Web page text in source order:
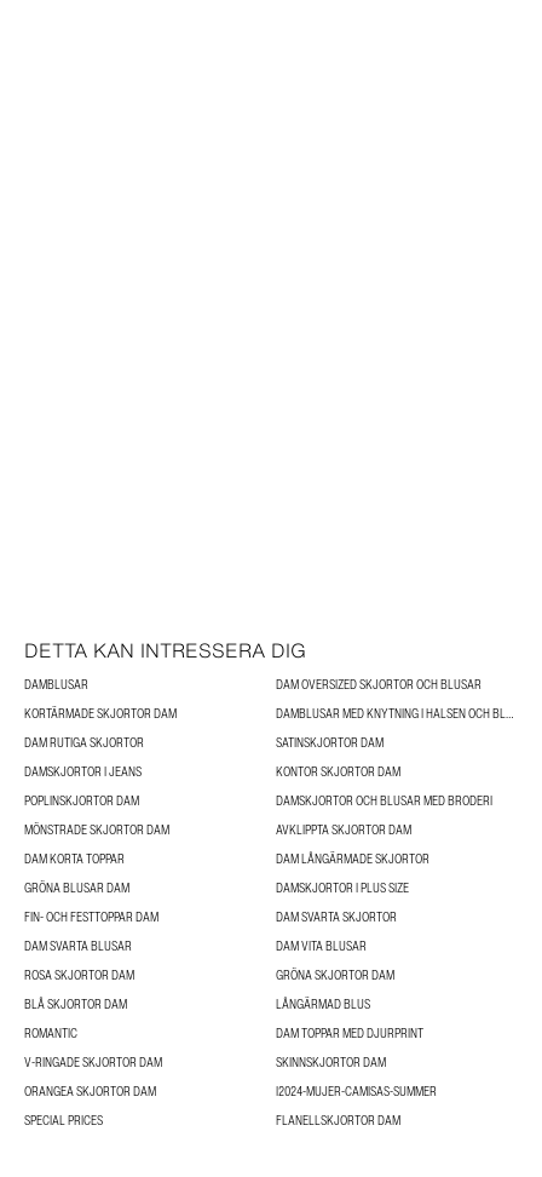
DETTA KAN INTRESSERA DIG
DAMBLUSAR
DAM OVERSIZED SKJORTOR OCH BLUSAR
KORTÄRMADE SKJORTOR DAM
DAMBLUSAR MED KNYTNING I HALSEN OCH BLUSAR MED ROSETTER
DAM RUTIGA SKJORTOR
SATINSKJORTOR DAM
DAMSKJORTOR I JEANS
KONTOR SKJORTOR DAM
POPLINSKJORTOR DAM
DAMSKJORTOR OCH BLUSAR MED BRODERI
MÖNSTRADE SKJORTOR DAM
AVKLIPPTA SKJORTOR DAM
DAM KORTA TOPPAR
DAM LÅNGÄRMADE SKJORTOR
GRÖNA BLUSAR DAM
DAMSKJORTOR I PLUS SIZE
FIN- OCH FESTTOPPAR DAM
DAM SVARTA SKJORTOR
DAM SVARTA BLUSAR
DAM VITA BLUSAR
ROSA SKJORTOR DAM
GRÖNA SKJORTOR DAM
BLÅ SKJORTOR DAM
LÅNGÄRMAD BLUS
ROMANTIC
DAM TOPPAR MED DJURPRINT
V-RINGADE SKJORTOR DAM
SKINNSKJORTOR DAM
ORANGEA SKJORTOR DAM
I2024-MUJER-CAMISAS-SUMMER
SPECIAL PRICES
FLANELLSKJORTOR DAM